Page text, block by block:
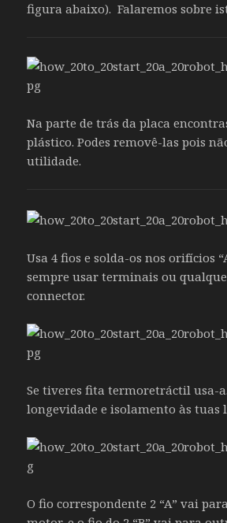
figura abaixo). Falaremos sobre
Na parte de trás da placa
plástico. Podes removê-las pois
utilidade.
Usa 4 fios e solda-os nos orifícios
sempre usar terminais ou
connector.
Se tiveres fita termoretráctil usa-
longevidade e isolamento às tuas
O fio correspondente 2 “A” vai